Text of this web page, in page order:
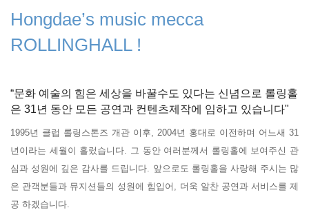
Hongdae’s music mecca
ROLLINGHALL !
“문화 예술의 힘은 세상을 바꿀수도 있다는 신념으로 롤링홀
은 31년 동안 모든 공연과 컨텐츠제작에 임하고 있습니다"
1995년 클럽 롤링스톤즈 개관 이후, 2004년 홍대로 이전하며 어느새 31
년이라는 세월이 흘렀습니다. 그 동안 여러분께서 롤링홀에 보여주신 관
심과 성원에 깊은 감사를 드립니다. 앞으로도 롤링홀을 사랑해 주시는 많
은 관객분들과 뮤지션들의 성원에 힘입어, 더욱 알찬 공연과 서비스를 제
공 하겠습니다.